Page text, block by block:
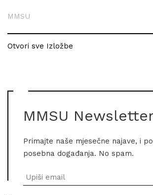
MMSU
Otvori sve Izložbe
MMSU
Primajte naše mjesečne najave, i
posebna događanja. No spam.